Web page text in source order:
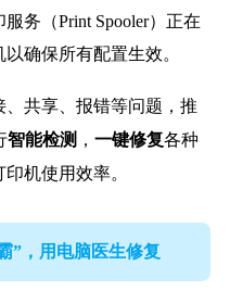
务（Print Spooler）正在
确保所有配置生效。
共享、报错等问题，推
智能检测， 一键修复各种
机使用效率。
”，用电脑医生修复